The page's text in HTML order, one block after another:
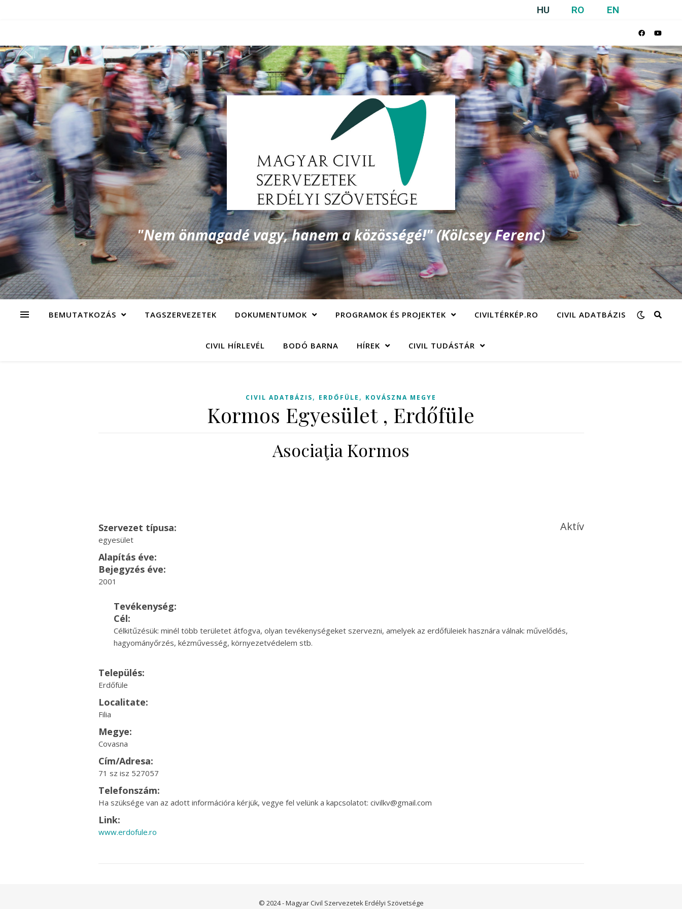
HU RO EN
"Nem önmagadé vagy, hanem a közösségé!" (Kölcsey Ferenc)
BEMUTATKOZÁS TAGSZERVEZETEK DOKUMENTUMOK PROGRAMOK ÉS PROJEKTEK CIVILTÉRKÉP.RO CIVIL ADATBÁZIS
CIVIL HÍRLEVÉL BODÓ BARNA HÍREK CIVIL TUDÁSTÁR
CIVIL ADATBÁZIS, ERDŐFÜLE , KOVÁSZNA MEGYE
Kormos Egyesület , Erdőfüle
Asociaţia Kormos
Szervezet típusa:
egyesület
Aktív
Alapítás éve:
Bejegyzés éve:
2001
Tevékenység:
Cél:
Célkitűzésük: minél több területet átfogva, olyan tevékenységeket szervezni, amelyek az erdőfüleiek hasznára válnak: művelődés,
hagyományőrzés, kézművesség, környezetvédelem stb.
Település:
Erdőfüle
Localitate:
Filia
Megye:
Covasna
Cím/Adresa:
71 sz isz 527057
Telefonszám:
Ha szüksége van az adott információra kérjük, vegye fel velünk a kapcsolatot: civilkv@gmail.com
Link:
www.erdofule.ro
© 2024 - Magyar Civil Szervezetek Erdélyi Szövetsége